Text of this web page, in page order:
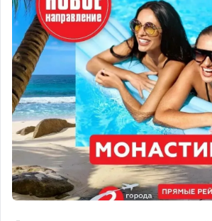
Фишка:Инфраструктура
почти не покидают территорию.
центр прямо на пирсе, несколько
ресторанов и активная
Hasheesh 5* от 191000 на 2х из
(Сахл-Хашиш, VIP-зона курорта)
Sky Arc получил новое дыхание
Srnty. Сахл-Хашиш — это самая
побережья Хургады, где
строительство зданий выше
ждут панорамные бассейны-
сливающиеся с горизонтом
архитектура уровня лакшери. 📍